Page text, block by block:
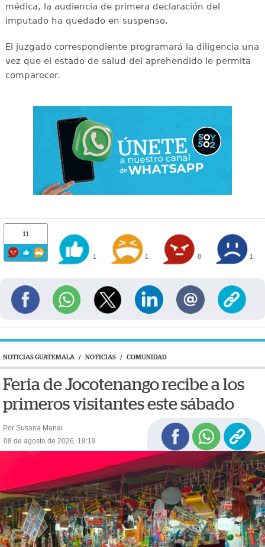
médica, la audiencia de primera declaración del
imputado ha quedado en suspenso.
El juzgado correspondiente programará la diligencia una
vez que el estado de salud del aprehendido le permita
comparecer.
11
1 1 8 1
NOTICIAS GUATEMALA / NOTICIAS / COMUNIDAD
Feria de Jocotenango recibe a los
primeros visitantes este sábado
Por Susana Manai
08 de agosto de 2026, 19:19